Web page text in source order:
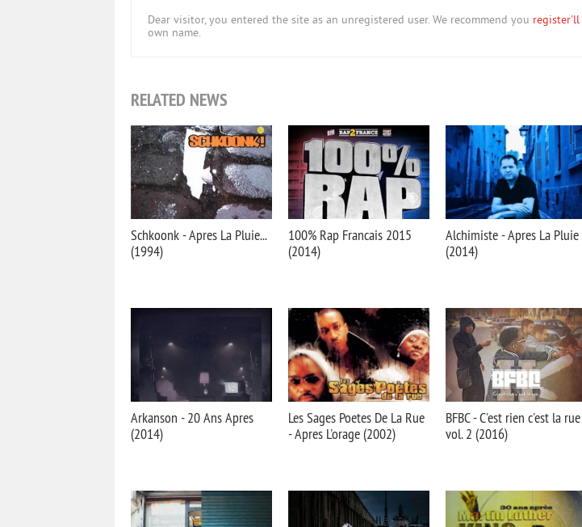
Dear visitor, you entered the site as an unregistered user. We recommend you register'll
own name.
RELATED NEWS
Schkoonk - Apres La Pluie...
(1994)
100% Rap Francais 2015
(2014)
Alchimiste - Apres La Pluie
(2014)
Arkanson - 20 Ans Apres
(2014)
Les Sages Poetes De La Rue
- Apres L'orage (2002)
BFBC - C'est rien c'est la rue
vol. 2 (2016)